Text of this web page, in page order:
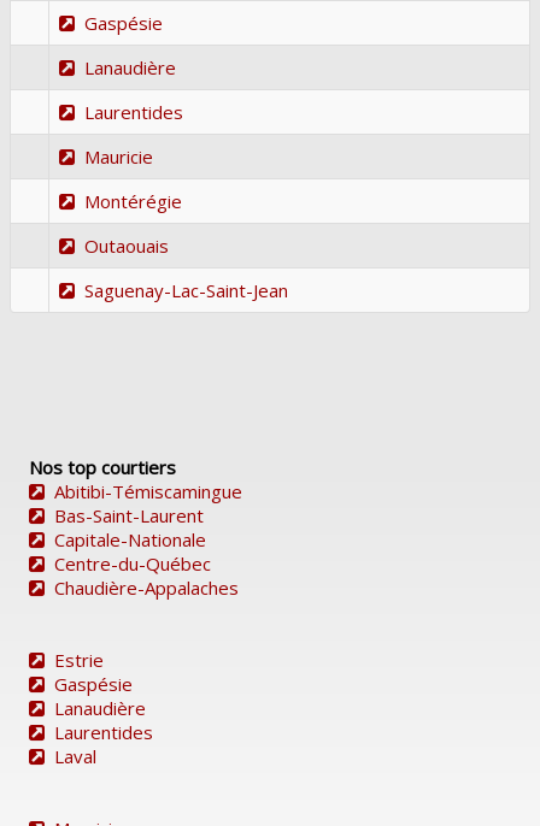
Gaspésie
Lanaudière
Laurentides
Mauricie
Montérégie
Outaouais
Saguenay-Lac-Saint-Jean
Nos top courtiers
Abitibi-Témiscamingue
Bas-Saint-Laurent
Capitale-Nationale
Centre-du-Québec
Chaudière-Appalaches
Estrie
Gaspésie
Lanaudière
Laurentides
Laval